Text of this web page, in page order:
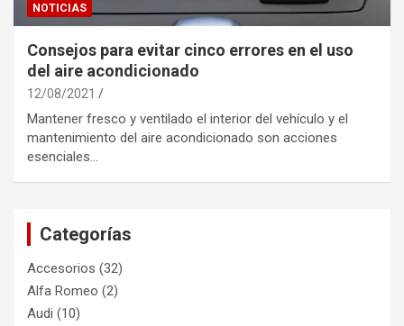
NOTICIAS
Consejos para evitar cinco errores en el uso
del aire acondicionado
12/08/2021
Mantener fresco y ventilado el interior del vehículo y el
mantenimiento del aire acondicionado son acciones
esenciales…
Categorías
Accesorios (32)
Alfa Romeo (2)
Audi (10)